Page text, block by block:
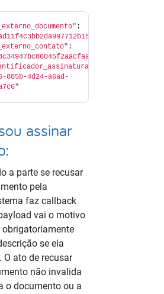
885b-4d24-a6ad-
assinar
a parte se recusar
pela
faz callback
vai o motivo
obrigatoriamente
se ela
O ato de recusar
não invalida
o documento ou a